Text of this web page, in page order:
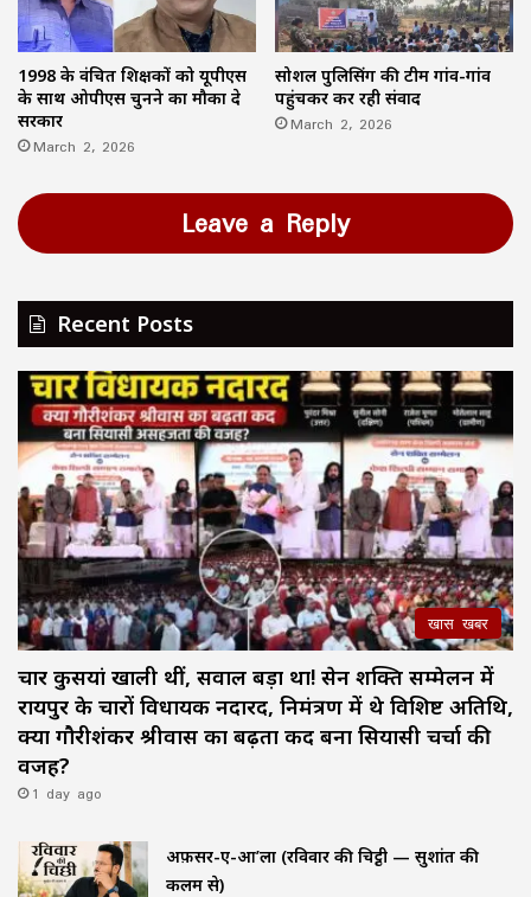
1998 के वंचित शिक्षकों को यूपीएस
के साथ ओपीएस चुनने का मौका दे
सरकार
March 2, 2026
सोशल पुलिसिंग की टीम गांव-गांव
पहुंचकर कर रही संवाद
March 2, 2026
Leave a Reply
Recent Posts
खास खबर
चार कुर्सियां खाली थीं, सवाल बड़ा था! सेन शक्ति सम्मेलन में
रायपुर के चारों विधायक नदारद, निमंत्रण में थे विशिष्ट अतिथि,
क्या गौरीशंकर श्रीवास का बढ़ता कद बना सियासी चर्चा की
वजह?
1 day ago
अफ़सर-ए-आ’ला (रविवार की चिट्ठी — सुशांत की
कलम से)